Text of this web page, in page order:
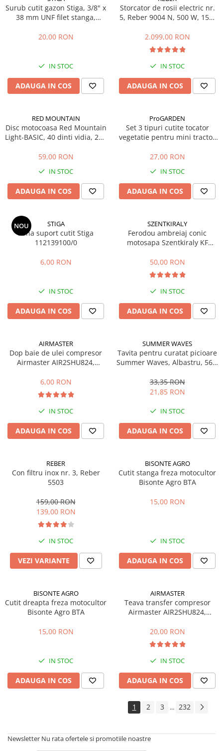
Masini de prelucrat fier-beton
Placi extra mari
Finisare si Prelucrare suprafete
Elicoptere pardoseala
Vibratoare beton
Scarificatoare beton
Aplicatoare cu banda
Slefuitoare pereti
Accesorii prelucrare suprafete
Sisteme pompare
Pompe pentru zugravit si vopsit
Masini de tencuit
Pompe spuma poliuretanica
Echipamente marcaje rutiere
Compactoare
Placi compactoare unidirectionale
Placi compactoare reversibile
Cilindri vibrocompactori
Betoniere si Malaxoare
Betoniere
Accesorii betoniere
Depozitare, transport si protectie
Scari de lucru si schele
Echipamente de ridicat
Echipamente pentru transport
Tehnica diamantata
Masini de canelat
Carote diamantate
Discuri diamantate
Freze diamantate
Masini de sapat
Masini de sapat santuri (Trenchere)
Accesorii pentru santier
Tubulatura evacuare deseuri
Arzatoare izolatii cu gaz
Scule electrice
Amestecatoare
Masini de frezat
Masini de gaurit si insurubat
Surub cutit gazon Stiga, 3/8" x
38 mm UNF filet stanga,
20,00 RON
IN STOC
ADAUGA IN COS
Storcator de rosii electric nr.
5, Reber 9004 N, 500 W, 150-
2.099,00 RON
IN STOC
ADAUGA IN COS
RED MOUNTAIN
Disc motocoasa Red Mountain
Light-BASIC, 40 dinti vidia, 255
59,00 RON
IN STOC
ADAUGA IN COS
ProGARDEN
Set 3 tipuri cutite tocator
vegetatie pentru mini tractor
27,00 RON
IN STOC
ADAUGA IN COS
NOU STIGA
Pana suport cutit Stiga
112139100/0
6,00 RON
IN STOC
ADAUGA IN COS
SZENTKIRALY
Ferodou ambreiaj conic
motosapa Szentkiraly KF
50,00 RON
IN STOC
ADAUGA IN COS
AIRMASTER
Dop baie de ulei compresor
Airmaster AIR2SHU824,
6,00 RON
IN STOC
ADAUGA IN COS
SUMMER WAVES
Tavita pentru curatat picioare
Summer Waves, Albastru, 56 x
33,35 RON
21,85 RON
IN STOC
ADAUGA IN COS
REBER
Con filtru inox nr. 3, Reber
5503
159,00 RON
139,00 RON
IN STOC
VEZI VARIANTE
BISONTE AGRO
Cutit stanga freza motocultor
Bisonte Agro BTA
15,00 RON
IN STOC
ADAUGA IN COS
BISONTE AGRO
Cutit dreapta freza motocultor
Bisonte Agro BTA
15,00 RON
IN STOC
ADAUGA IN COS
AIRMASTER
Teava transfer compresor
Airmaster AIR2SHU824,
20,00 RON
IN STOC
ADAUGA IN COS
1 2 3 ... 232
Newsletter Nu rata ofertele si promotiile noastre